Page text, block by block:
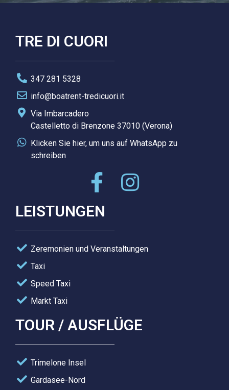
TRE DI CUORI
347 281 5328
info@boatrent-tredicuori.it
Via Imbarcadero
Castelletto di Brenzone 37010 (Verona)
Klicken Sie hier, um uns auf WhatsApp zu
schreiben
LEISTUNGEN
Zeremonien und Veranstaltungen
Taxi
Speed Taxi
Markt Taxi
TOUR / AUSFLÜGE
Trimelone Insel
Gardasee-Nord